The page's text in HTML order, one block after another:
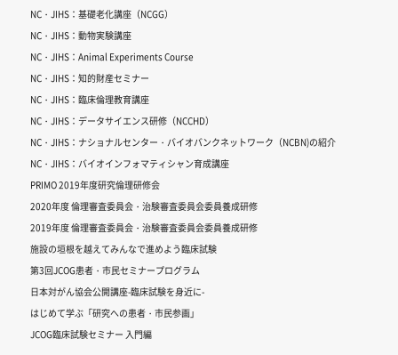
NC・JIHS：基礎老化講座（NCGG）
NC・JIHS：動物実験講座
NC・JIHS：Animal Experiments Course
NC・JIHS：知的財産セミナー
NC・JIHS：臨床倫理教育講座
NC・JIHS：データサイエンス研修（NCCHD）
NC・JIHS：ナショナルセンター・バイオバンクネットワーク（NCBN)の紹介
NC・JIHS：バイオインフォマティシャン育成講座
PRIMO 2019年度研究倫理研修会
2020年度 倫理審査委員会・治験審査委員会委員養成研修
2019年度 倫理審査委員会・治験審査委員会委員養成研修
施設の垣根を越えてみんなで進めよう臨床試験
第3回JCOG患者・市民セミナープログラム
日本対がん協会公開講座-臨床試験を身近に-
はじめて学ぶ「研究への患者・市民参画」
JCOG臨床試験セミナー 入門編